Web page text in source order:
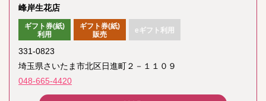
峰岸生花店
ギフト券(紙)
利用
ギフト券(紙)
販売
eギフト利用
331-0823
埼玉県さいたま市北区日進町２－１１０９
048-665-4420